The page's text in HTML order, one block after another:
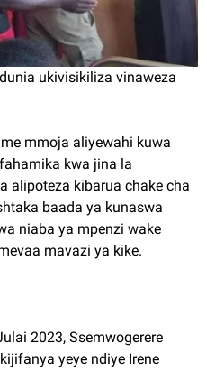
ukivisikiliza vinaweza
mmoja aliyewahi kuwa
kwa jina la
alipoteza kibarua chake cha
baada ya kunaswa
niaba ya mpenzi wake
mavazi ya kike.
2023, Ssemwogerere
yeye ndiye Irene